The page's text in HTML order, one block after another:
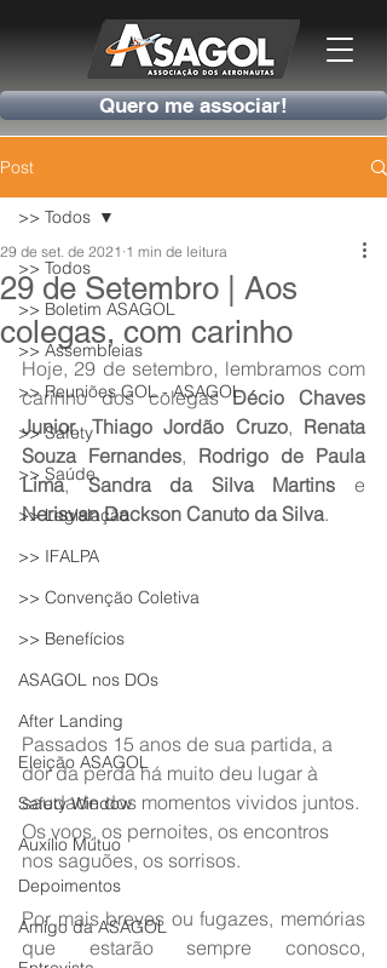
Quero me associar!
Post
>> Todos
>> Boletim ASAGOL
>> Assembleias
>> Reuniões GOL - ASAGOL
>> Safety
>> Saúde
>> Legislação
>> IFALPA
>> Convenção Coletiva
>> Benefícios
ASAGOL nos DOs
After Landing
Eleição ASAGOL
Safety Window
Auxílio Mútuo
Depoimentos
Amigo da ASAGOL
>> Todos
29 de Setembro | Aos
colegas, com carinho
29 de set. de 2021 1 min de leitura
Hoje, 29 de setembro, lembramos com
carinho dos colegas Décio Chaves
Junior, Thiago Jordão Cruzo, Renata
Souza Fernandes, Rodrigo de Paula
Lima, Sandra da Silva Martins
Nerisvan Dackson Canuto da Silva.
Passados 15 anos de sua partida, a
dor da perda há muito deu lugar à
saudade dos momentos vividos juntos.
Os voos, os pernoites, os encontros
nos saguões, os sorrisos.
Por mais breves ou fugazes, memórias
que estarão sempre conosco,